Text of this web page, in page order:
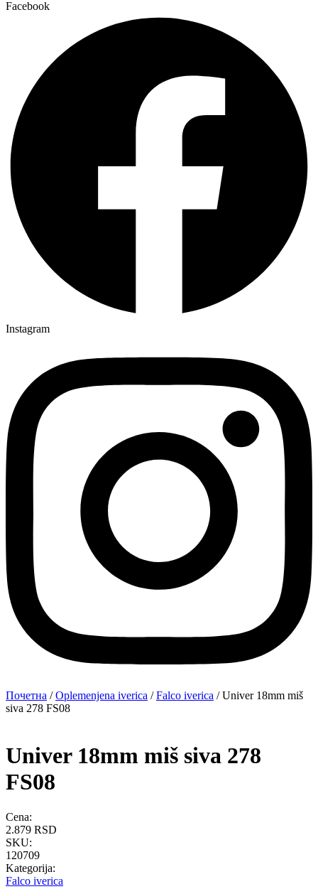
Facebook
Instagram
Почетна /Oplemenjena iverica /Falco iverica / Univer 18mm miš
siva 278 FS08
Univer 18mm miš siva 278
FS08
Cena:
2.879 RSD
SKU:
120709
Kategorija:
Falco iverica